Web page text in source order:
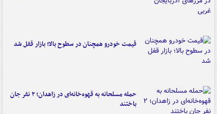
قیمت خودرو همچنان در سطوح بالا؛ بازار قفل شد
حمله مسلحانه به قهوه‌خانه‌ای در زاهدان؛ ۲ نفر جان
باختند